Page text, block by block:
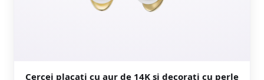
Cercei placati cu aur de 14K si decorati cu perle